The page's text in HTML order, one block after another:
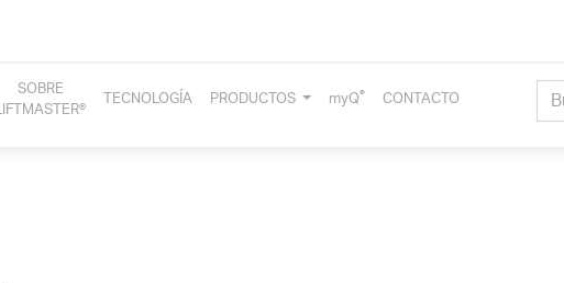
SOBRE
LIFTMASTER®
TECNOLOGÍA PRODUCTOS myQ® CONTACTO